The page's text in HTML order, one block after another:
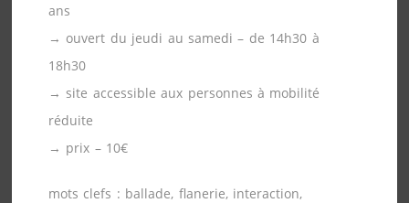
ans
→ ouvert du jeudi au samedi – de 14h30 à
18h30
→ site accessible aux personnes à mobilité
réduite
→ prix – 10€
mots clefs : ballade, flanerie, interaction,